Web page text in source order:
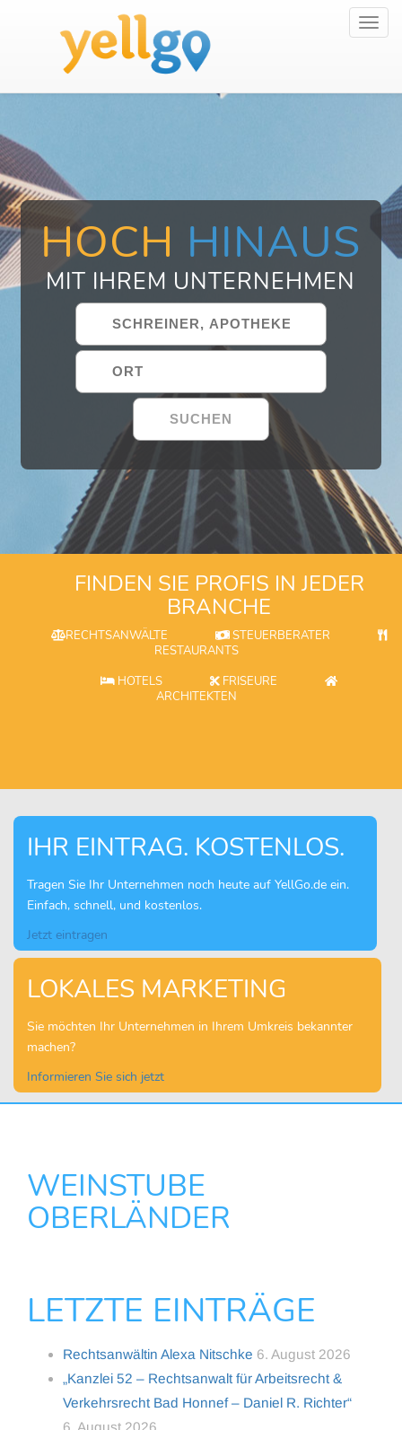
HOCH HINAUS
MIT IHREM UNTERNEHMEN
FINDEN SIE PROFIS IN JEDER
BRANCHE
RECHTSANWÄLTE
STEUERBERATER
RESTAURANTS
HOTELS
FRISEURE
ARCHITEKTEN
IHR EINTRAG. KOSTENLOS.
Tragen Sie Ihr Unternehmen noch heute auf YellGo.de ein.
Einfach, schnell, und kostenlos.
Jetzt eintragen
LOKALES MARKETING
Sie möchten Ihr Unternehmen in Ihrem Umkreis bekannter
machen?
Informieren Sie sich jetzt
WEINSTUBE
OBERLÄNDER
LETZTE EINTRÄGE
Rechtsanwältin Alexa Nitschke 6. August 2026
„Kanzlei 52 – Rechtsanwalt für Arbeitsrecht &
Verkehrsrecht Bad Honnef – Daniel R. Richter“
6. August 2026